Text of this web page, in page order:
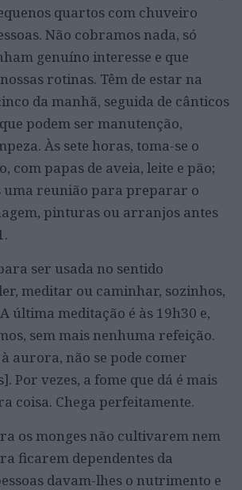
quartos com chuveiro
Não cobramos nada, só
genuíno interesse e que
rotinas. Têm de estar na
da manhã, seguida de cânticos
podem ser manutenção,
Às sete horas, toma-se o
com papas de aveia, leite e pão;
uma reunião para preparar o
pinturas ou arranjos antes
ser usada no sentido
meditar ou caminhar, sozinhos,
última meditação é às 19h30 e,
sem mais nenhuma refeição.
aurora, não se pode comer
Por vezes, a fome que dá é mais
coisa. Chega perfeitamente.
os monges não cultivarem nem
ficarem dependentes da
davam-lhes o nutrimento e